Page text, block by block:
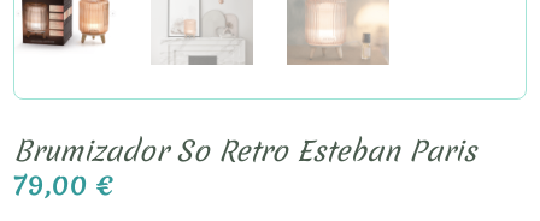
Brumizador So Retro Esteban Paris
79,00€